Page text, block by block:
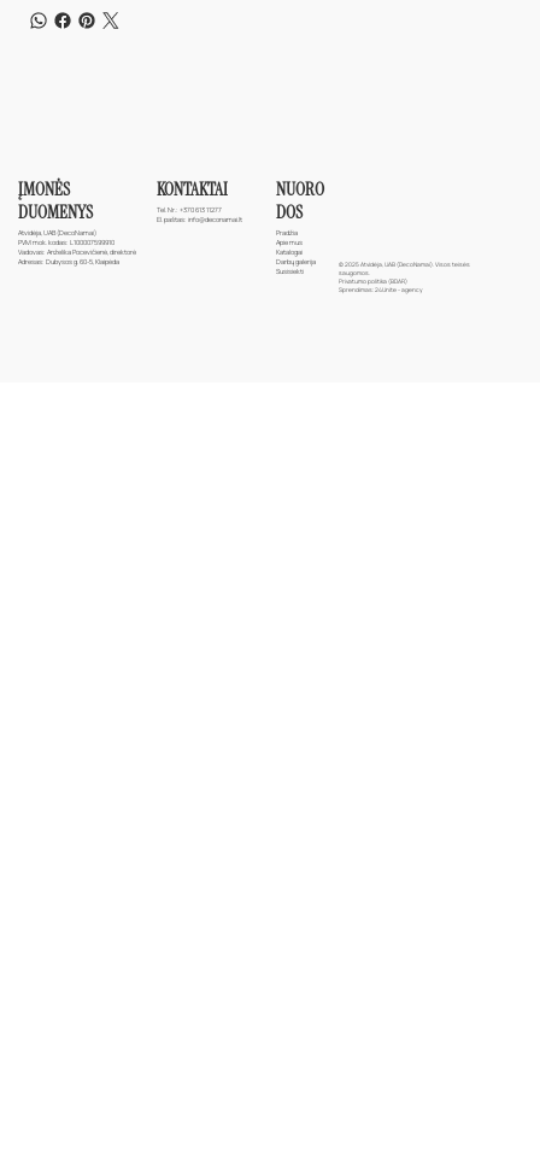
ĮMONĖS
DUOMENYS
Atvidėja, UAB (DecoNamai)
PVM mok. kodas: L100007599910
Vadovas: Anželika Pocevičienė, direktorė
Adresas: Dubysos g. 60-5, Klaipėda
KONTAKTAI
Tel. Nr.: +370 613 11277
El. paštas: info@deconamai.lt
NUORO
DOS
Pradžia
Apie mus
Katalogai
Darbų galerija
Susisiekti
© 2025 Atvidėja, UAB (DecoNamai). Visos teisės
saugomos.
Privatumo politika (BDAR)
Sprendimas:24Unite - agency